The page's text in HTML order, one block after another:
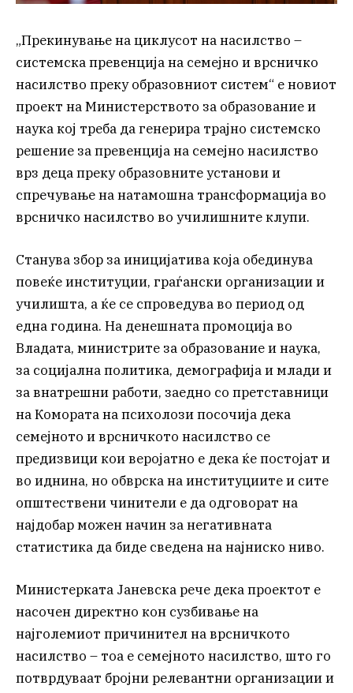
„Прекинување на циклусот на насилство –
системска превенција на семејно и врсничко
насилство преку образовниот систем“ е новиот
проект на Министерството за образование и
наука кој треба да генерира трајно системско
решение за превенција на семејно насилство
врз деца преку образовните установи и
спречување на натамошна трансформација во
врсничко насилство во училишните клупи.
Станува збор за иницијатива која обединува
повеќе институции, граѓански организации и
училишта, а ќе се спроведува во период од
една година. На денешната промоција во
Владата, министрите за образование и наука,
за социјална политика, демографија и млади и
за внатрешни работи, заедно со претставници
на Комората на психолози посочија дека
семејното и врсничкото насилство се
предизвици кои веројатно е дека ќе постојат и
во иднина, но обврска на институциите и сите
општествени чинители е да одговорат на
најдобар можен начин за негативната
статистика да биде сведена на најниско ниво.
Министерката Јаневска рече дека проектот е
насочен директно кон сузбивање на
најголемиот причинител на врсничкото
насилство – тоа е семејното насилство, што го
потврдуваат бројни релевантни организации и